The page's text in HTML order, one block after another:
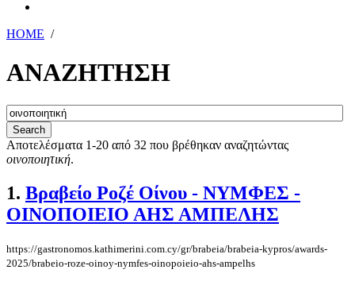
HOME /
ΑΝΑΖΗΤΗΣΗ
Αποτελέσματα 1-20 από 32 που βρέθηκαν αναζητώντας
οινοποιητική.
1. Βραβείο Ροζέ Οίνου - ΝΥΜΦΕΣ -
ΟΙΝΟΠΟΙΕΙΟ ΑΗΣ ΑΜΠΕΛΗΣ
https://gastronomos.kathimerini.com.cy/gr/brabeia/brabeia-kypros/awards-
2025/brabeio-roze-oinoy-nymfes-oinopoieio-ahs-ampelhs